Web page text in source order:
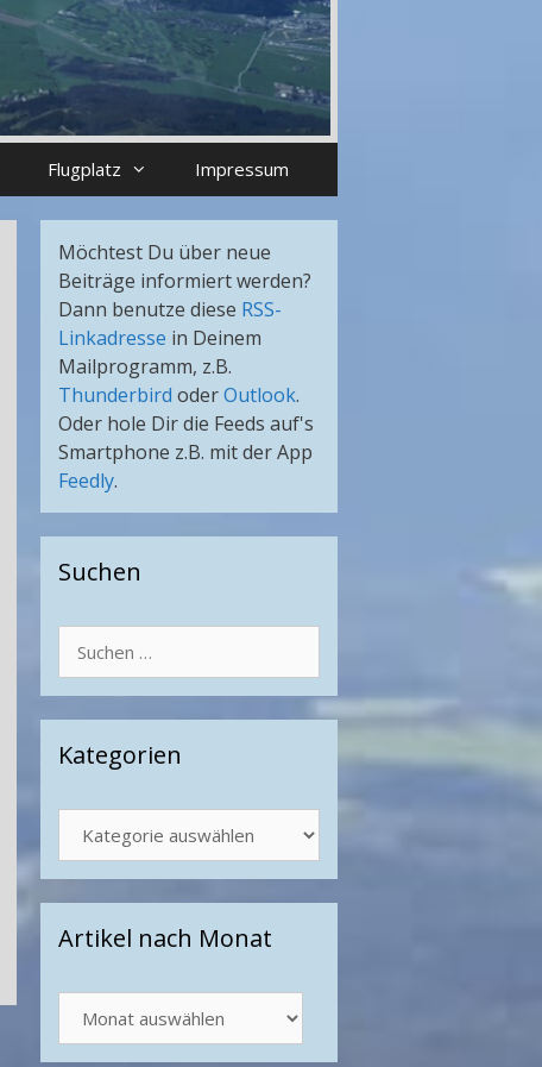
Flugplatz Impressum
Möchtest Du über neue
Beiträge informiert werden?
Dann benutze diese RSS-
Linkadresse in Deinem
Mailprogramm, z.B.
Thunderbird oderOutlook.
Oder hole Dir die Feeds auf's
Smartphone z.B. mit der App
Feedly.
Suchen
nach:
Kategorien
Artikel nach Monat
nach